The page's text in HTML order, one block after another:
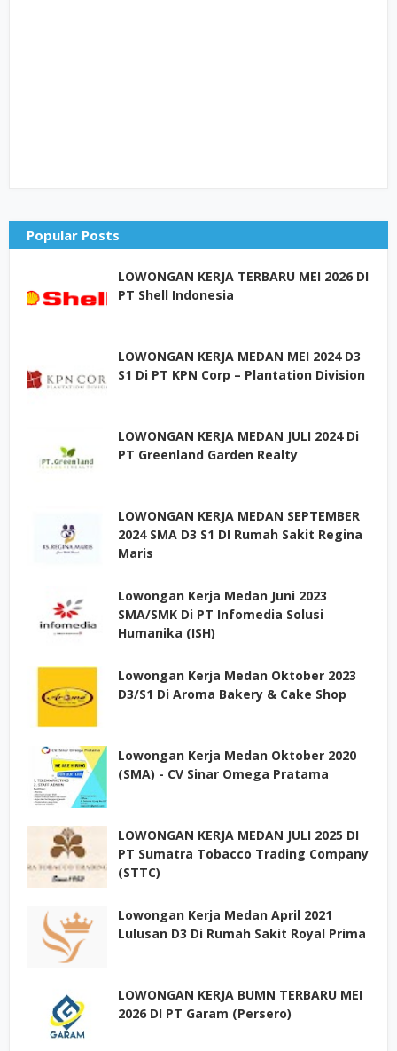
Popular Posts
LOWONGAN KERJA TERBARU MEI 2026 DI
PT Shell Indonesia
LOWONGAN KERJA MEDAN MEI 2024 D3
S1 Di PT KPN Corp – Plantation Division
LOWONGAN KERJA MEDAN JULI 2024 Di
PT Greenland Garden Realty
LOWONGAN KERJA MEDAN SEPTEMBER
2024 SMA D3 S1 DI Rumah Sakit Regina
Maris
Lowongan Kerja Medan Juni 2023
SMA/SMK Di PT Infomedia Solusi
Humanika (ISH)
Lowongan Kerja Medan Oktober 2023
D3/S1 Di Aroma Bakery & Cake Shop
Lowongan Kerja Medan Oktober 2020
(SMA) - CV Sinar Omega Pratama
LOWONGAN KERJA MEDAN JULI 2025 DI
PT Sumatra Tobacco Trading Company
(STTC)
Lowongan Kerja Medan April 2021
Lulusan D3 Di Rumah Sakit Royal Prima
LOWONGAN KERJA BUMN TERBARU MEI
2026 DI PT Garam (Persero)